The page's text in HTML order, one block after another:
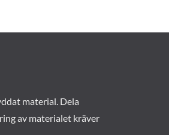
material. Dela
av materialet kräver